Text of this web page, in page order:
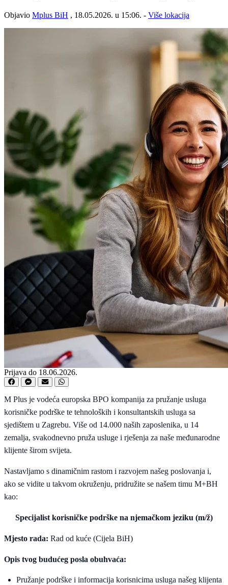
Objavio Mplus BiH , 18.05.2026. u 15:06. - Više lokacija
Prijava do 18.06.2026.
M Plus je vodeća europska BPO kompanija za pružanje usluga
korisničke podrške te tehnoloških i konsultantskih usluga sa
sjedištem u Zagrebu. Više od 14.000 naših zaposlenika, u 14
zemalja, svakodnevno pruža usluge i rješenja za naše međunarodne
klijente širom svijeta.
Nastavljamo s dinamičnim rastom i razvojem našeg poslovanja i,
ako se vidite u takvom okruženju, pridružite se našem timu M+BH
kao:
Specijalist korisničke podrške na njemačkom jeziku (m/ž)
Mjesto rada: Rad od kuće (Cijela BiH)
Opis tvog budućeg posla obuhvaća:
Pružanje podrške i informacija korisnicima usluga našeg klijenta